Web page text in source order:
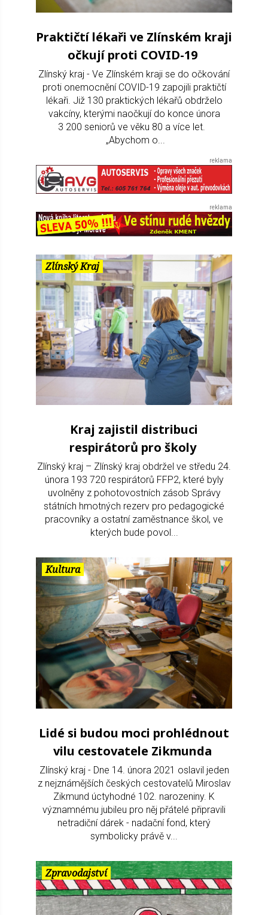
Praktičtí lékaři ve Zlínském kraji
očkují proti COVID-19
Zlínský kraj - Ve Zlínském kraji se do očkování
proti onemocnění COVID-19 zapojili praktičtí
lékaři. Již 130 praktických lékařů obdrželo
vakcíny, kterými naočkují do konce února
3 200 seniorů ve věku 80 a více let.
„Abychom o...
Zlínský Kraj
Kraj zajistil distribuci
respirátorů pro školy
Zlínský kraj – Zlínský kraj obdržel ve středu 24.
února 193 720 respirátorů FFP2, které byly
uvolněny z pohotovostních zásob Správy
státních hmotných rezerv pro pedagogické
pracovníky a ostatní zaměstnance škol, ve
kterých bude povol...
Kultura
Lidé si budou moci prohlédnout
vilu cestovatele Zikmunda
Zlínský kraj - Dne 14. února 2021 oslavil jeden
z nejznámějších českých cestovatelů Miroslav
Zikmund úctyhodné 102. narozeniny. K
významnému jubileu pro něj přátelé připravili
netradiční dárek - nadační fond, který
symbolicky právě v...
Zpravodajství